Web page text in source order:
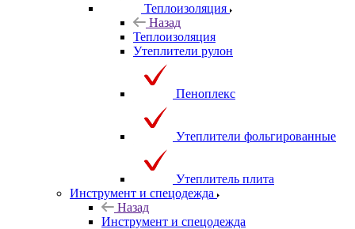
Теплоизоляция
Назад
Теплоизоляция
Утеплители рулон
Пеноплекс
Утеплители фольгированные
Утеплитель плита
Инструмент и спецодежда
Назад
Инструмент и спецодежда